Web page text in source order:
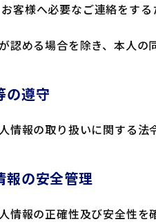
客様へ必要なご連絡をする
認める場合を除き、本人の
の遵守
情報の取り扱いに関する法
報の安全管理
情報の正確性及び安全性